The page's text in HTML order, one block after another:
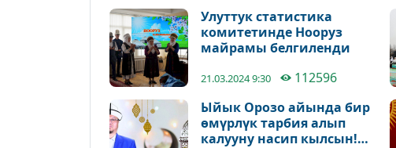
Улуттук статистика
комитетинде Нооруз
майрамы белгиленди
21.03.2024 9:30 112596
Ыйык Орозо айында бир
өмүрлүк тарбия алып
калууну насип кылсын!